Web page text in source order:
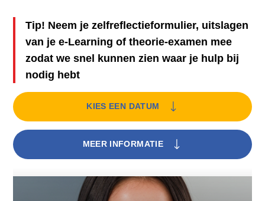
Tip! Neem je zelfreflectieformulier, uitslagen
van je e-Learning of theorie-examen mee
zodat we snel kunnen zien waar je hulp bij
nodig hebt
KIES EEN DATUM
MEER INFORMATIE